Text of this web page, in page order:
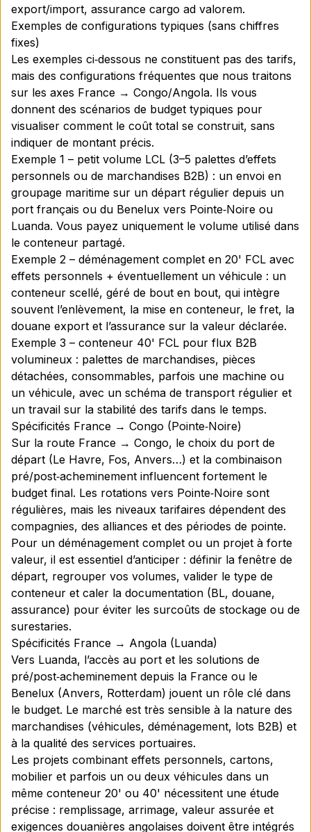
export/import, assurance cargo ad valorem.
Exemples de configurations typiques (sans chiffres
fixes)
Les exemples ci‑dessous ne constituent pas des tarifs,
mais des configurations fréquentes que nous traitons
sur les axes France → Congo/Angola. Ils vous
donnent des scénarios de budget typiques pour
visualiser comment le coût total se construit, sans
indiquer de montant précis.
Exemple 1 – petit volume LCL (3–5 palettes d’effets
personnels ou de marchandises B2B) : un envoi en
groupage maritime sur un départ régulier depuis un
port français ou du Benelux vers Pointe‑Noire ou
Luanda. Vous payez uniquement le volume utilisé dans
le conteneur partagé.
Exemple 2 – déménagement complet en 20' FCL avec
effets personnels + éventuellement un véhicule : un
conteneur scellé, géré de bout en bout, qui intègre
souvent l’enlèvement, la mise en conteneur, le fret, la
douane export et l’assurance sur la valeur déclarée.
Exemple 3 – conteneur 40' FCL pour flux B2B
volumineux : palettes de marchandises, pièces
détachées, consommables, parfois une machine ou
un véhicule, avec un schéma de transport régulier et
un travail sur la stabilité des tarifs dans le temps.
Spécificités France → Congo (Pointe‑Noire)
Sur la route France → Congo, le choix du port de
départ (Le Havre, Fos, Anvers…) et la combinaison
pré/post‑acheminement influencent fortement le
budget final. Les rotations vers Pointe‑Noire sont
régulières, mais les niveaux tarifaires dépendent des
compagnies, des alliances et des périodes de pointe.
Pour un déménagement complet ou un projet à forte
valeur, il est essentiel d’anticiper : définir la fenêtre de
départ, regrouper vos volumes, valider le type de
conteneur et caler la documentation (BL, douane,
assurance) pour éviter les surcoûts de stockage ou de
surestaries.
Spécificités France → Angola (Luanda)
Vers Luanda, l’accès au port et les solutions de
pré/post‑acheminement depuis la France ou le
Benelux (Anvers, Rotterdam) jouent un rôle clé dans
le budget. Le marché est très sensible à la nature des
marchandises (véhicules, déménagement, lots B2B) et
à la qualité des services portuaires.
Les projets combinant effets personnels, cartons,
mobilier et parfois un ou deux véhicules dans un
même conteneur 20' ou 40' nécessitent une étude
précise : remplissage, arrimage, valeur assurée et
exigences douanières angolaises doivent être intégrés